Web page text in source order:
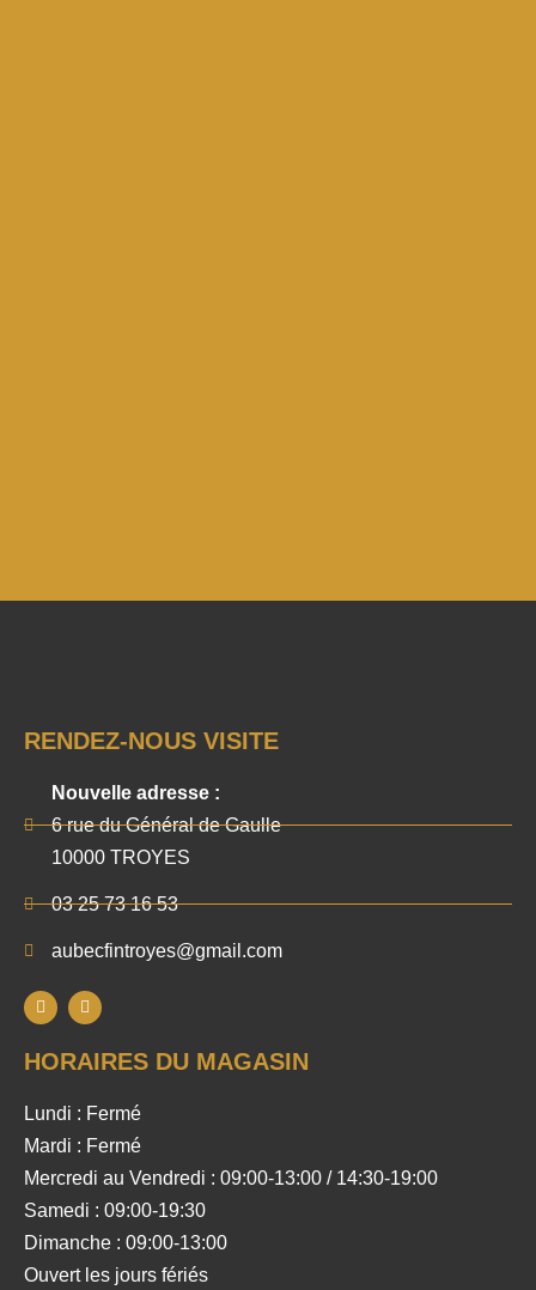
RENDEZ-NOUS VISITE
Nouvelle adresse :
6 rue du Général de Gaulle
10000 TROYES
03 25 73 16 53
aubecfintroyes@gmail.com
HORAIRES DU MAGASIN
Lundi : Fermé
Mardi : Fermé
Mercredi au Vendredi : 09:00-13:00 / 14:30-19:00
Samedi : 09:00-19:30
Dimanche : 09:00-13:00
Ouvert les jours fériés